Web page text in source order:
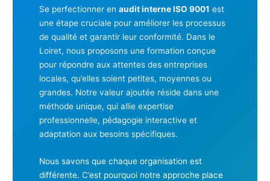
Se perfectionner en audit interne ISO 9001 est
une étape cruciale pour améliorer les processus
de qualité et garantir leur conformité. Dans le
Loiret, nous proposons une formation conçue
pour répondre aux attentes des entreprises
locales, qu’elles soient petites, moyennes ou
grandes. Notre valeur ajoutée réside dans une
méthode unique, qui allie expertise
professionnelle, pédagogie interactive et
adaptation aux besoins spécifiques.
Nous savons que chaque organisation est
différente. C’est pourquoi notre approche place